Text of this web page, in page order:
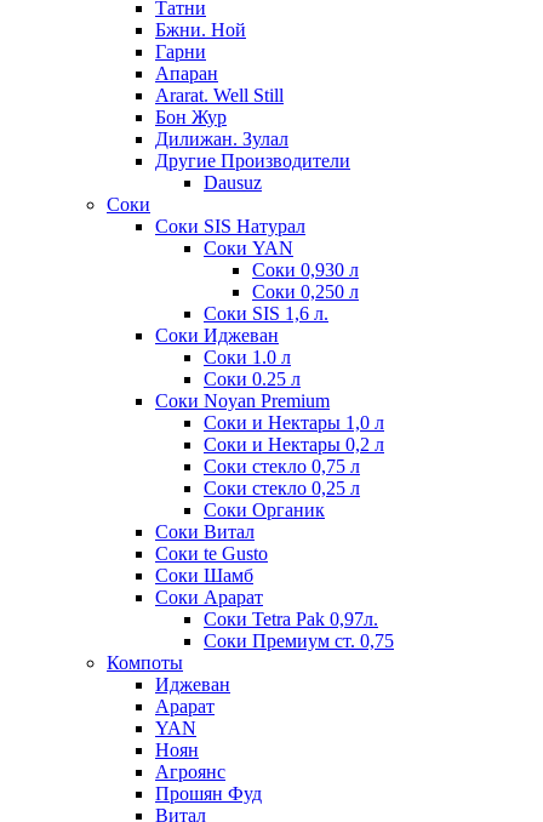
Татни
Бжни. Ной
Гарни
Апаран
Ararat. Well Still
Бон Жур
Дилижан. Зулал
Другие Производители
Dausuz
Соки
Соки SIS Натурал
Соки YAN
Соки 0,930 л
Соки 0,250 л
Соки SIS 1,6 л.
Соки Иджеван
Соки 1.0 л
Соки 0.25 л
Соки Noyan Premium
Соки и Нектары 1,0 л
Соки и Нектары 0,2 л
Соки стекло 0,75 л
Соки стекло 0,25 л
Соки Органик
Соки Витал
Соки te Gusto
Соки Шамб
Соки Арарат
Соки Tetra Pak 0,97л.
Соки Премиум ст. 0,75
Компоты
Иджеван
Арарат
YAN
Ноян
Агроянс
Прошян Фуд
Витал